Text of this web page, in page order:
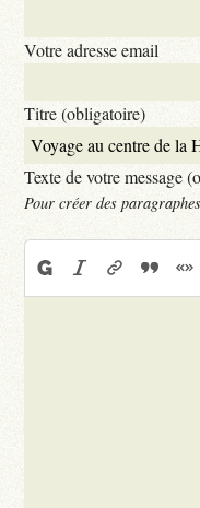
Votre adresse email
Titre (obligatoire)
Texte de votre message
Pour créer des